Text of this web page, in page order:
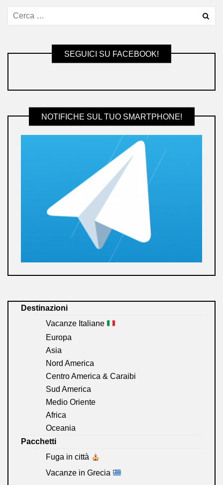
SEGUICI SU FACEBOOK!
NOTIFICHE SUL TUO SMARTPHONE!
Destinazioni
Vacanze Italiane
Europa
Asia
Nord America
Centro America & Caraibi
Sud America
Medio Oriente
Africa
Oceania
Pacchetti
Fuga in città
Vacanze in Grecia